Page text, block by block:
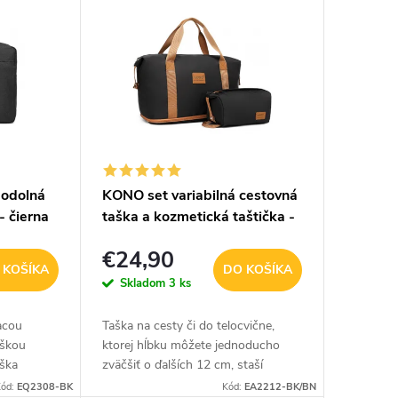
čierna
EQ2308-BK
KONO set variabilná cestovná
taška a kozmetická taštička -
€24,90
Skladom 3 ks
DO KOŠÍKA
Taška na cesty či do telocvične,
ktorej hĺbku môžete jednoducho
zväčšiť o ďalších 12 cm, staší
odopnúť zips. Súčasťou balenia je
Kód: EA2212-BK/BN